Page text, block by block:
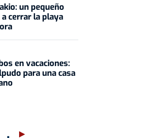
un pequeño
cerrar la playa
en vacaciones:
para una casa